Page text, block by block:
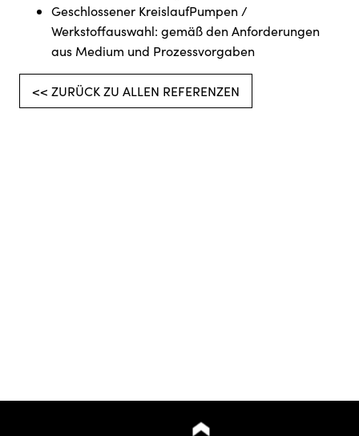
Geschlossener KreislaufPumpen /
Werkstoffauswahl: gemäß den Anforderungen
aus Medium und Prozessvorgaben
<< ZURÜCK ZU ALLEN REFERENZEN